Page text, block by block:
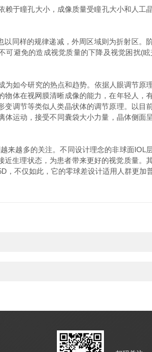
于瞳孔大小，成像质量受瞳孔大小和人工
同样的规律递减，外周区域则为折射区。
可避免的造成视觉质量的下降及视觉困扰(
如今研究的热点和趋势。依据人眼调节原
体在视网膜清晰成像的能力，在年轻人，
调节等类似人类晶状体的调节原理。以目
运动，接受不同囊袋大小力量，晶体侧面
来越多的关注。不同设计理念的非球面IOL
生理状态，为患者带来更好的视觉质量。
，不仅如此，它的零球差设计适用人群更加